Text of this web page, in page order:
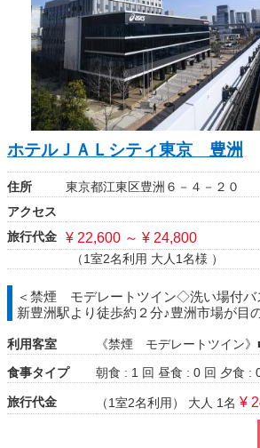
ホテルＪＡＬシティ東京 豊洲
住所
東京都江東区豊洲６－４－２０
アクセス
旅行代金
¥ 22,600 ～ ¥ 24,800
（1室2名利用 大人1名様 ）
＜禁煙 モデレートツイン◇洗い場付バ
新豊洲駅より徒歩約２分♪豊洲市場が目
利用客室
《禁煙 モデレートツイン》
食事タイプ
朝食 : 1 回 昼食 : 0 回 夕食 :
旅行代金 （1室2名利用） 大人 1名 ¥